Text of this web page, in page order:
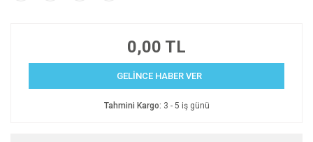
0,00 TL
GELİNCE HABER VER
Tahmini Kargo: 3 - 5 iş günü